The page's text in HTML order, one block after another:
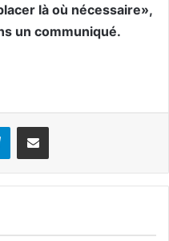
là où nécessaire»,
un communiqué.
Telegram